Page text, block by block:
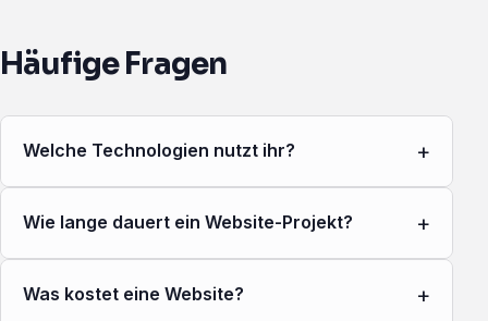
Häufige Fragen
Welche Technologien nutzt ihr? +
Wie lange dauert ein Website-Projekt? +
Was kostet eine Website? +